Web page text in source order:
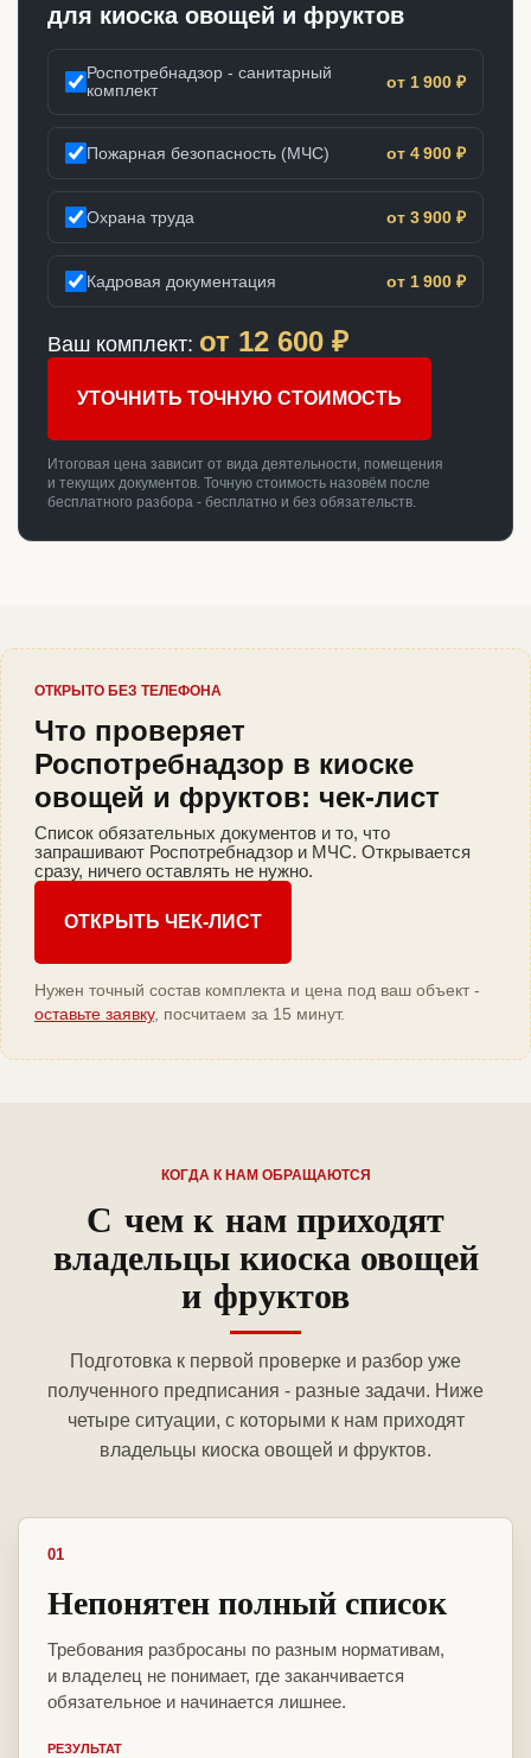
для киоска овощей и фруктов
Роспотребнадзор - санитарный
комплект
от 1 900 ₽
Пожарная безопасность (МЧС) от 4 900 ₽
Охрана труда от 3 900 ₽
Кадровая документация от 1 900 ₽
Ваш комплект: от 12 600 ₽
УТОЧНИТЬ ТОЧНУЮ СТОИМОСТЬ
Итоговая цена зависит от вида деятельности, помещения
и текущих документов. Точную стоимость назовём после
бесплатного разбора - бесплатно и без обязательств.
ОТКРЫТО БЕЗ ТЕЛЕФОНА
Что проверяет
Роспотребнадзор в киоске
овощей и фруктов: чек-лист
Список обязательных документов и то, что
запрашивают Роспотребнадзор и МЧС. Открывается
сразу, ничего оставлять не нужно.
ОТКРЫТЬ ЧЕК-ЛИСТ
Нужен точный состав комплекта и цена под ваш объект -
оставьте заявку, посчитаем за 15 минут.
КОГДА К НАМ ОБРАЩАЮТСЯ
С чем к нам приходят
владельцы киоска овощей
и фруктов
Подготовка к первой проверке и разбор уже
полученного предписания - разные задачи. Ниже
четыре ситуации, с которыми к нам приходят
владельцы киоска овощей и фруктов.
01
Непонятен полный список
Требования разбросаны по разным нормативам,
и владелец не понимает, где заканчивается
обязательное и начинается лишнее.
РЕЗУЛЬТАТ